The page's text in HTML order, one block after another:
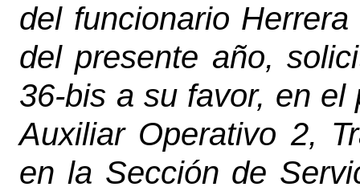
del funcionario
del presente año,
36-bis a su favor, en
Auxiliar Operativo 2,
en la Sección de